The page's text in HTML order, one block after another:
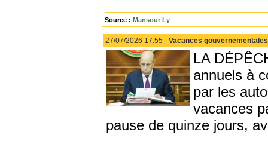
Source : Mansour Ly
27/07/2026 17:55 - Vacances
LA
annuels à
par les
vacances
pause de quinze jours,